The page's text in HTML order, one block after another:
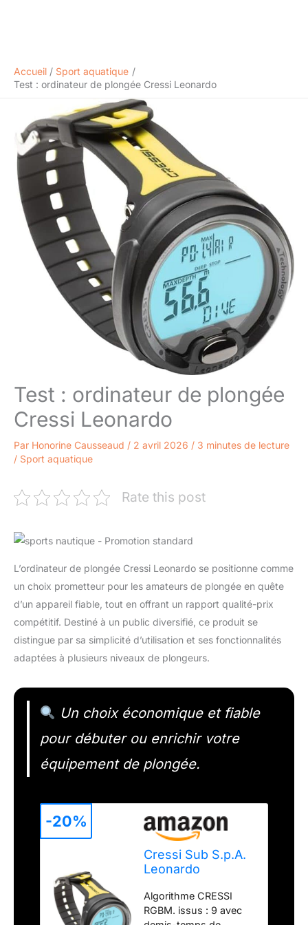
Accueil
Sport aquatique
Test : ordinateur de plongée Cressi Leonardo
Test : ordinateur de plongée
Cressi Leonardo
Par Honorine Causseaud / 2 avril 2026 / 3 minutes de lecture
/ Sport aquatique
Rate this post
L’ordinateur de plongée Cressi Leonardo se positionne comme
un choix prometteur pour les amateurs de plongée en quête
d’un appareil fiable, tout en offrant un rapport qualité-prix
compétitif. Destiné à un public diversifié, ce produit se
distingue par sa simplicité d’utilisation et ses fonctionnalités
adaptées à plusieurs niveaux de plongeurs.
Un choix économique et fiable
pour débuter ou enrichir votre
équipement de plongée.
Cressi Sub S.p.A.
Leonardo
plongée Mixte,
Jaune/Noir, uni
Algorithme CRESSI
RGBM. issus : 9 avec
-20%